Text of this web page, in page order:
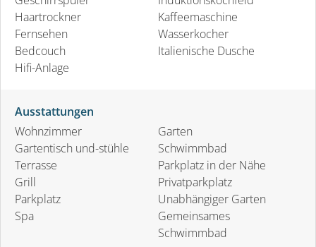
Haartrockner
Fernsehen
Bedcouch
Hifi-Anlage
Kaffeemaschine
Wasserkocher
Italienische Dusche
Ausstattungen
Wohnzimmer
Gartentisch und-stühle
Terrasse
Grill
Parkplatz
Spa
Garten
Schwimmbad
Parkplatz in der Nähe
Privatparkplatz
Unabhängiger Garten
Gemeinsames
Schwimmbad